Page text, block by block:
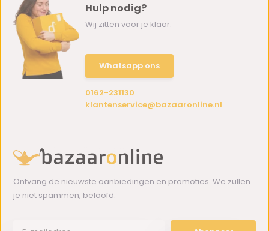
Hulp nodig?
Wij zitten voor je klaar.
Whatsapp ons
0162-231130
klantenservice@bazaaronline.nl
Ontvang de nieuwste aanbiedingen en promoties. We zullen
je niet spammen, beloofd.